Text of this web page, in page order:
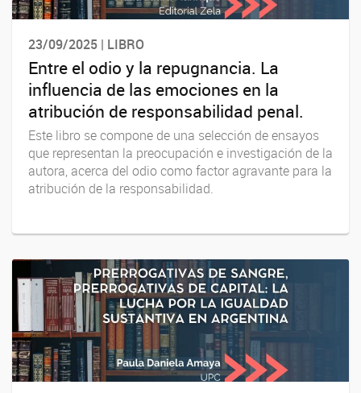
23/09/2025 | LIBRO
Entre el odio y la repugnancia. La
influencia de las emociones en la
atribución de responsabilidad penal.
Este libro se compone de una selección de ensayos
que representan la preocupación e investigación de la
autora, acerca del odio como factor agravante para la
atribución de la responsabilidad.